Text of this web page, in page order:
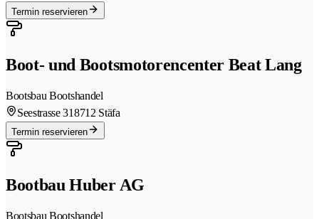
Termin reservieren
Boot- und Bootsmotorencenter Beat Lang
Bootsbau Bootshandel
Seestrasse 318712 Stäfa
Termin reservieren
Bootbau Huber AG
Bootsbau Bootshandel